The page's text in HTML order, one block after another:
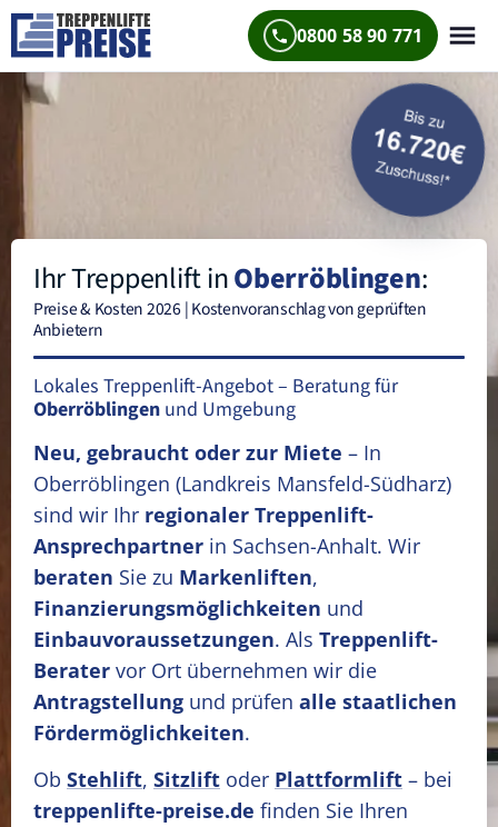
0800 58 90 771
Ihr Treppenlift inOberröblingen:
Preise & Kosten 2026 | Kostenvoranschlag von geprüften
Anbietern
Lokales Treppenlift-Angebot – Beratung für
Oberröblingen und Umgebung
Neu, gebraucht oder zur Miete – In
Oberröblingen (Landkreis Mansfeld-Südharz)
sind wir Ihr regionaler Treppenlift-
Ansprechpartner in Sachsen-Anhalt. Wir
beraten Sie zu Markenliften,
Finanzierungsmöglichkeiten und
Einbauvoraussetzungen. Als Treppenlift-
Berater vor Ort übernehmen wir die
Antragstellung und prüfen alle staatlichen
Fördermöglichkeiten.
Ob Stehlift, Sitzlift oder Plattformlift – bei
treppenlifte-preise.de finden Sie Ihren